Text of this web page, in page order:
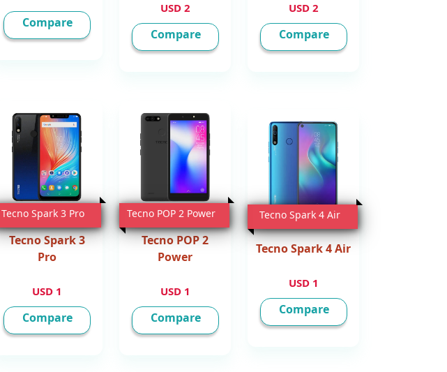
2 USD
Compare
2 USD
Compare
Compare
Tecno Spark 4 Air
1 USD
Tecno Spark 4 Air
Compare
Tecno POP 2
Power
1 USD
Tecno POP 2 Power
Compare
Tecno Spark 3
Pro
1 USD
Tecno Spark 3 Pro
Compare